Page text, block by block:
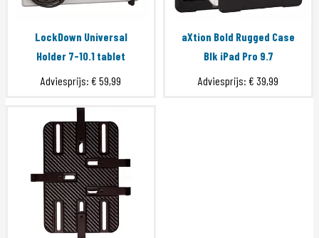
LockDown Universal
Holder 7-10.1 tablet
Adviesprijs: € 59,99
aXtion Bold Rugged Case
Blk iPad Pro 9.7
Adviesprijs: € 39,99